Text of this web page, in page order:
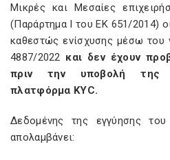
Μικρές και Μεσαίες
(Παράρτημα Ι του ΕΚ 651/2014)
καθεστώς ενίσχυσης μέσω του
4887/2022 και δεν έχουν
πριν την υποβολή της
πλατφόρμα KYC.
Δεδομένης της εγγύησης
απολαμβάνει: